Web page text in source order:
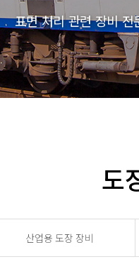
표면 처리 관련 장비
도
산업용 도장 장비